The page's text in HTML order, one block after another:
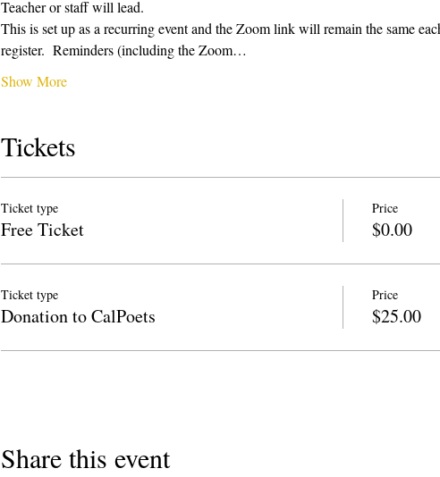
Teacher or staff will lead.
This is set up as a recurring event and the Zoom link will remain the same
register.  Reminders (including the Zoom…
Show More
Tickets
Ticket type
Free Ticket
Price
$0.00
Ticket type
Donation to CalPoets
Price
$25.00
Share this event